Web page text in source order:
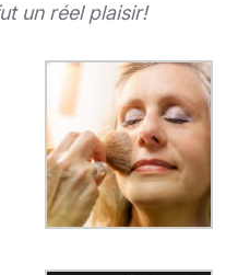
un réel plaisir!